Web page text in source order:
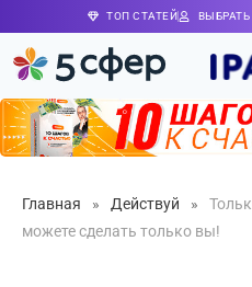
ТОП СТАТЕЙ
Главная » Действуй »
можете сделать только вы!